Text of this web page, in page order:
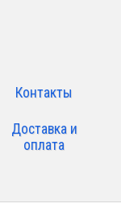
Контакты
Доставка и
оплата